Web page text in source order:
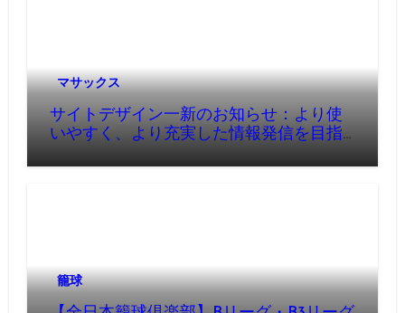
マサックス
サイトデザイン一新のお知らせ：より使
いやすく、より充実した情報発信を目指
籠球